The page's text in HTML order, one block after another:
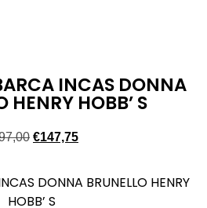
INCAS DONNA
HENRY HOBB’ S
€147,75
DONNA BRUNELLO HENRY
HOBB’ S